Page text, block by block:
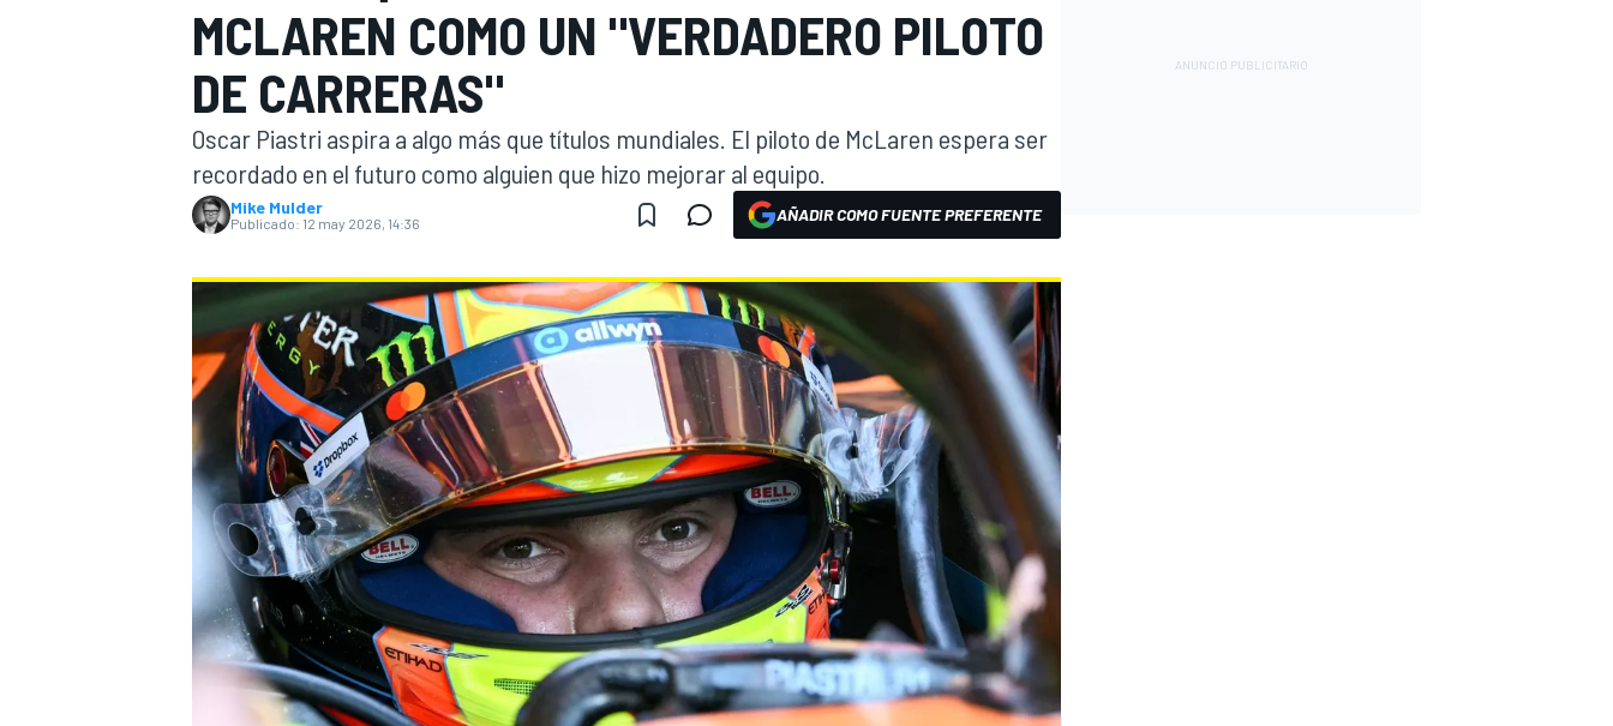
FÓRMULA E MOTO
MÁS
MCLAREN COMO UN "VERDADERO PILOTO
DE CARRERAS"
Oscar Piastri aspira a algo más que títulos mundiales. El piloto de McLaren espera ser
recordado en el futuro como alguien que hizo mejorar al equipo.
Mike Mulder
Publicado: 12 may 2026, 14:36 AÑADIR COMO FUENTE PREFERENTE